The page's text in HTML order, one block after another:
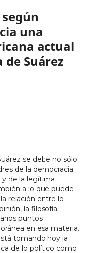
una
actual
Suárez
se debe no sólo
de la democracia
y de la legítima
a lo que puede
relación entre lo
la filosofía
puntos
en esa materia.
tomando hoy la
de lo político como